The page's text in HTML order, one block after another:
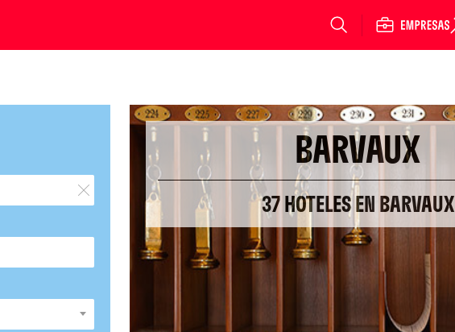
BARVAUX
37 HOTELES EN BARVAUX